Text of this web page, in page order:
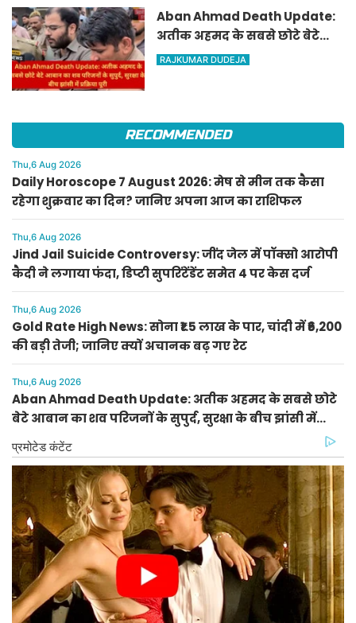
Aban Ahmad Death Update:
अतीक अहमद के सबसे छोटे बेटे
आबान का शव परिजनों के सुपुर्द,
RAJKUMAR DUDEJA
RECOMMENDED
Thu,6 Aug 2026
Daily Horoscope 7 August 2026: मेष से मीन तक कैसा
रहेगा शुक्रवार का दिन? जानिए अपना आज का राशिफल
Thu,6 Aug 2026
Jind Jail Suicide Controversy: जींद जेल में पॉक्सो आरोपी
कैदी ने लगाया फंदा, डिप्टी सुपरिंटेंडेंट समेत 4 पर केस दर्ज
Thu,6 Aug 2026
Gold Rate High News: सोना ₹1.5 लाख के पार, चांदी में ₹6,200
की बड़ी तेजी; जानिए क्यों अचानक बढ़ गए रेट
Thu,6 Aug 2026
Aban Ahmad Death Update: अतीक अहमद के सबसे छोटे
बेटे आबान का शव परिजनों के सुपुर्द, सुरक्षा के बीच झांसी में
प्रक्रिया पूरी